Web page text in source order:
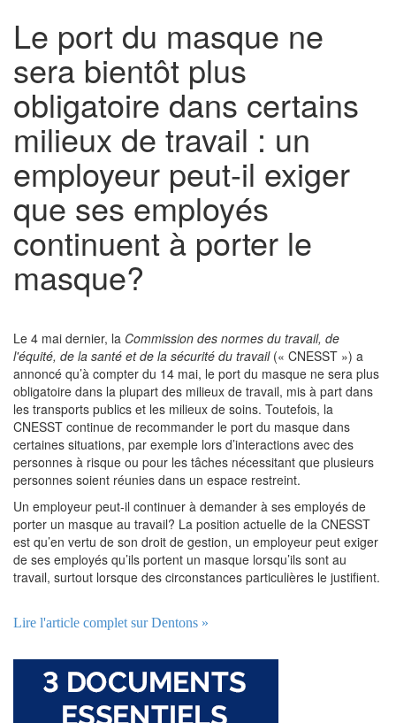
Le port du masque ne
sera bientôt plus
obligatoire dans certains
milieux de travail : un
employeur peut-il exiger
que ses employés
continuent à porter le
masque?
Le 4 mai dernier, la Commission des normes du travail, de
l'équité, de la santé et de la sécurité du travail(« CNESST ») a
annoncé qu’à compter du 14 mai, le port du masque ne sera plus
obligatoire dans la plupart des milieux de travail, mis à part dans
les transports publics et les milieux de soins. Toutefois, la
CNESST continue de recommander le port du masque dans
certaines situations, par exemple lors d’interactions avec des
personnes à risque ou pour les tâches nécessitant que plusieurs
personnes soient réunies dans un espace restreint.
Un employeur peut-il continuer à demander à ses employés de
porter un masque au travail? La position actuelle de la CNESST
est qu’en vertu de son droit de gestion, un employeur peut exiger
de ses employés qu’ils portent un masque lorsqu’ils sont au
travail, surtout lorsque des circonstances particulières le justifient.
Lire l'article complet sur Dentons »